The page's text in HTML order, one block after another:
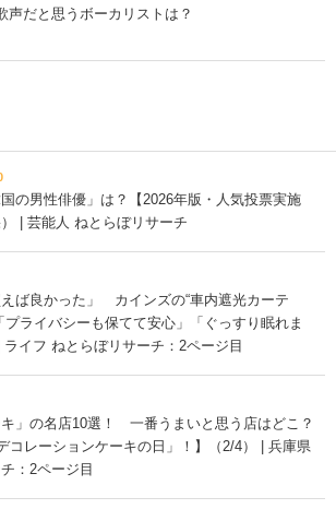
声だと思うボーカリストは？
の男性俳優」は？【2026年版・人気投票実施
| 芸能人 ねとらぼリサーチ
えば良かった」 カインズの“車内遮光カーテ
ライバシーも保てて安心」「ぐっすり眠れま
ライフ ねとらぼリサーチ：2ページ目
」の名店10選！ 一番うまいと思う店はどこ？
コレーションケーキの日」！】（2/4） | 兵庫県
：2ページ目